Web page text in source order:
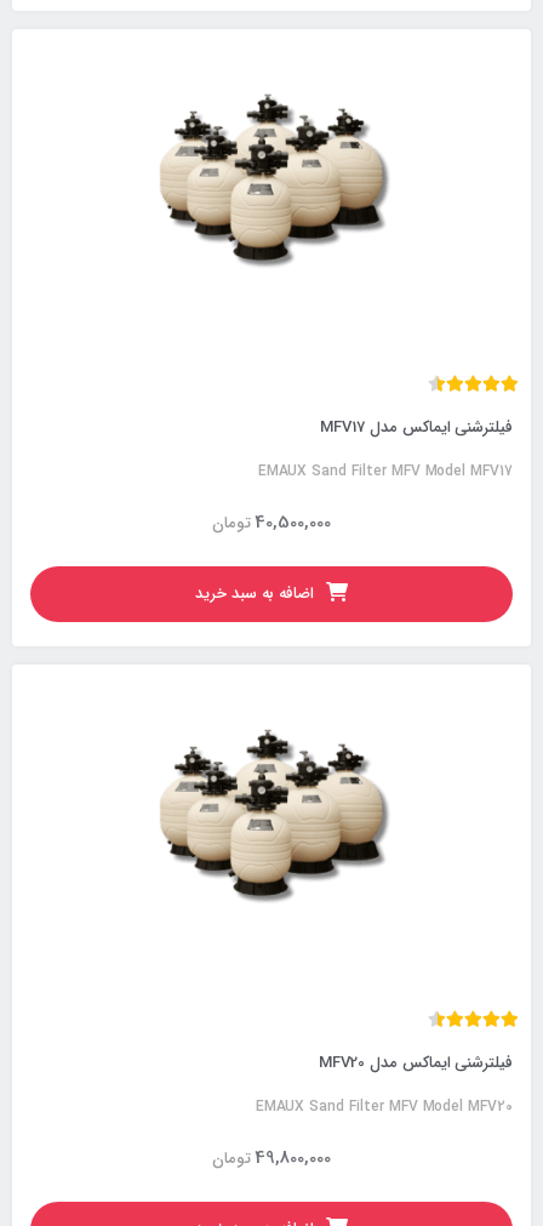
فیلترشنی ایماکس مدل MFV17
EMAUX Sand Filter MFV Model MFV17
تومان40,500,000
اضافه به سبد خرید
فیلترشنی ایماکس مدل MFV20
EMAUX Sand Filter MFV Model MFV20
تومان49,800,000